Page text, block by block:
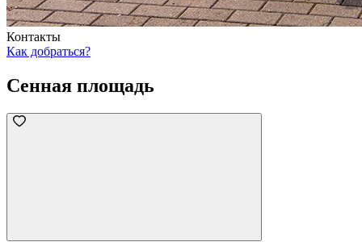
Контакты
Как добраться?
Сенная площадь